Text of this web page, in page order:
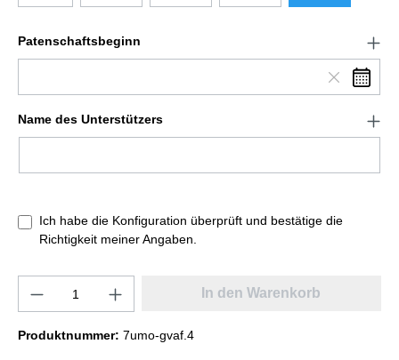
Patenschaftsbeginn
Name des Unterstützers
Ich habe die Konfiguration überprüft und bestätige die
Richtigkeit meiner Angaben.
In den Warenkorb
Produktnummer: 7umo-gvaf.4